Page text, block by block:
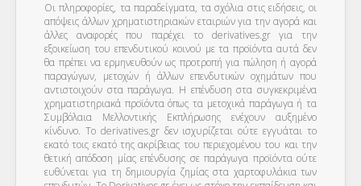
Οι πληροφορίες, τα παραδείγματα, τα σχόλια στις ειδήσεις, οι
απόψεις άλλων χρηματιστηριακών εταιριών για την αγορά και
άλλες αναφορές που παρέχει το derivatives.gr για την
εξοικείωση του επενδυτικού κοινού με τα προϊόντα αυτά δεν
θα πρέπει να ερμηνευθούν ως προτροπή για πώληση ή αγορά
παραγώγων, μετοχών ή άλλων επενδυτικών οχημάτων που
αντιστοιχούν στα παράγωγα. Η επένδυση στα συγκεκριμένα
χρηματιστηριακά προϊόντα όπως τα μετοχικά παράγωγα ή τα
Συμβόλαια Μελλοντικής Εκπλήρωσης ενέχουν αυξημένο
κίνδυνο. Το derivatives.gr δεν ισχυρίζεται ούτε εγγυάται το
εκατό τοις εκατό της ακρίβειας του περιεχομένου του και την
θετική απόδοση μίας επένδυσης σε παράγωγα προϊόντα ούτε
ευθύνεται για τη δημιουργία ζημίας στα χαρτοφυλάκια των